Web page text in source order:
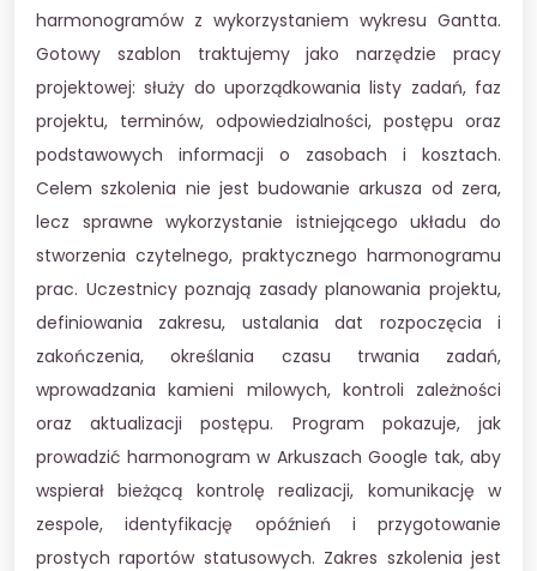
harmonogramów z wykorzystaniem wykresu Gantta.
Gotowy szablon traktujemy jako narzędzie pracy
projektowej: służy do uporządkowania listy zadań, faz
projektu, terminów, odpowiedzialności, postępu oraz
podstawowych informacji o zasobach i kosztach.
Celem szkolenia nie jest budowanie arkusza od zera,
lecz sprawne wykorzystanie istniejącego układu do
stworzenia czytelnego, praktycznego harmonogramu
prac. Uczestnicy poznają zasady planowania projektu,
definiowania zakresu, ustalania dat rozpoczęcia i
zakończenia, określania czasu trwania zadań,
wprowadzania kamieni milowych, kontroli zależności
oraz aktualizacji postępu. Program pokazuje, jak
prowadzić harmonogram w Arkuszach Google tak, aby
wspierał bieżącą kontrolę realizacji, komunikację w
zespole, identyfikację opóźnień i przygotowanie
prostych raportów statusowych. Zakres szkolenia jest